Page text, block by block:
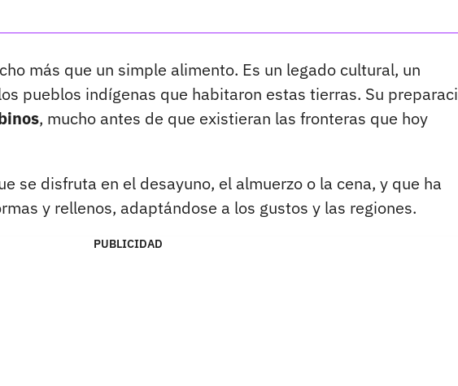
más que un simple alimento. Es un legado cultural, un
pueblos indígenas que habitaron estas tierras. Su
, mucho antes de que existieran las fronteras que hoy
se disfruta en el desayuno, el almuerzo o la cena, y que ha
y rellenos, adaptándose a los gustos y las regiones.
PUBLICIDAD